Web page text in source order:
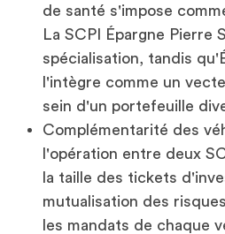
de santé s'impose
La SCPI Épargne Pierre
spécialisation, tandis
l'intègre comme un
sein d'un portefeuille
Complémentarité des
l'opération entre deux
la taille des tickets
mutualisation des
les mandats de chaque